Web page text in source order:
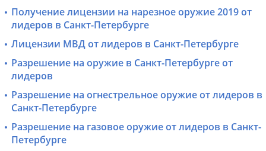
Получение лицензии на нарезное оружие 2019 от
лидеров в Санкт-Петербурге
Лицензии МВД от лидеров в Санкт-Петербурге
Разрешение на оружие в Санкт-Петербурге от
лидеров
Разрешение на огнестрельное оружие от лидеров в
Санкт-Петербурге
Разрешение на газовое оружие от лидеров в Санкт-
Петербурге